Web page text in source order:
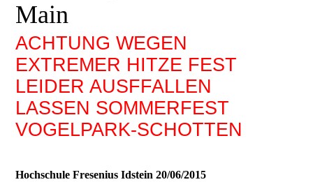
Main
ACHTUNG WEGEN
EXTREMER HITZE FEST
LEIDER AUSFFALLEN
LASSEN SOMMERFEST
VOGELPARK-SCHOTTEN
Hochschule Fresenius Idstein 20/06/2015